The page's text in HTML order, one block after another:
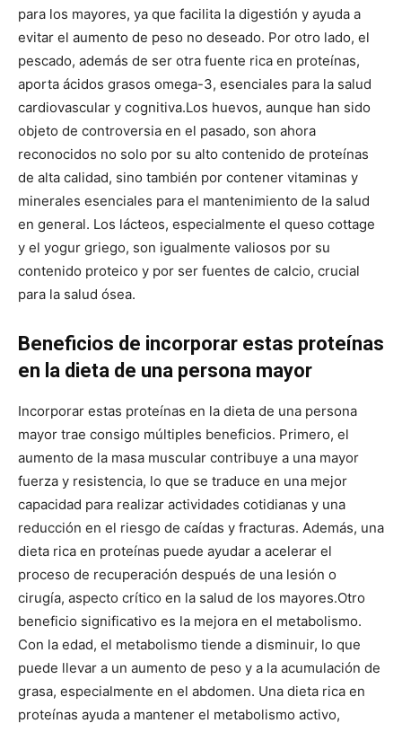
para los mayores, ya que facilita la digestión y ayuda a
evitar el aumento de peso no deseado. Por otro lado, el
pescado, además de ser otra fuente rica en proteínas,
aporta ácidos grasos omega-3, esenciales para la salud
cardiovascular y cognitiva.Los huevos, aunque han sido
objeto de controversia en el pasado, son ahora
reconocidos no solo por su alto contenido de proteínas
de alta calidad, sino también por contener vitaminas y
minerales esenciales para el mantenimiento de la salud
en general. Los lácteos, especialmente el queso cottage
y el yogur griego, son igualmente valiosos por su
contenido proteico y por ser fuentes de calcio, crucial
para la salud ósea.
Beneficios de incorporar estas proteínas
en la dieta de una persona mayor
Incorporar estas proteínas en la dieta de una persona
mayor trae consigo múltiples beneficios. Primero, el
aumento de la masa muscular contribuye a una mayor
fuerza y resistencia, lo que se traduce en una mejor
capacidad para realizar actividades cotidianas y una
reducción en el riesgo de caídas y fracturas. Además, una
dieta rica en proteínas puede ayudar a acelerar el
proceso de recuperación después de una lesión o
cirugía, aspecto crítico en la salud de los mayores.Otro
beneficio significativo es la mejora en el metabolismo.
Con la edad, el metabolismo tiende a disminuir, lo que
puede llevar a un aumento de peso y a la acumulación de
grasa, especialmente en el abdomen. Una dieta rica en
proteínas ayuda a mantener el metabolismo activo,